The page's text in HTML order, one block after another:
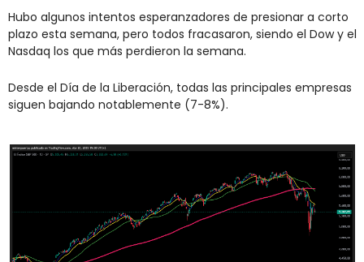
Hubo algunos intentos esperanzadores de presionar a corto
plazo esta semana, pero todos fracasaron, siendo el Dow y el
Nasdaq los que más perdieron la semana.
Desde el Día de la Liberación, todas las principales empresas
siguen bajando notablemente (7-8%).